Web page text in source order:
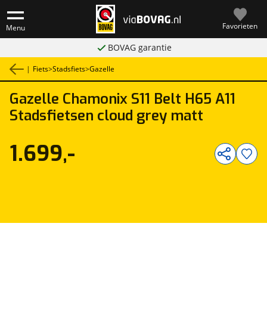
Menu Favorieten
BOVAG garantie
| Fiets>Stadsfiets>Gazelle
Gazelle Chamonix S11 Belt H65 A11
Stadsfietsen cloud grey matt
1/1
1.699,-